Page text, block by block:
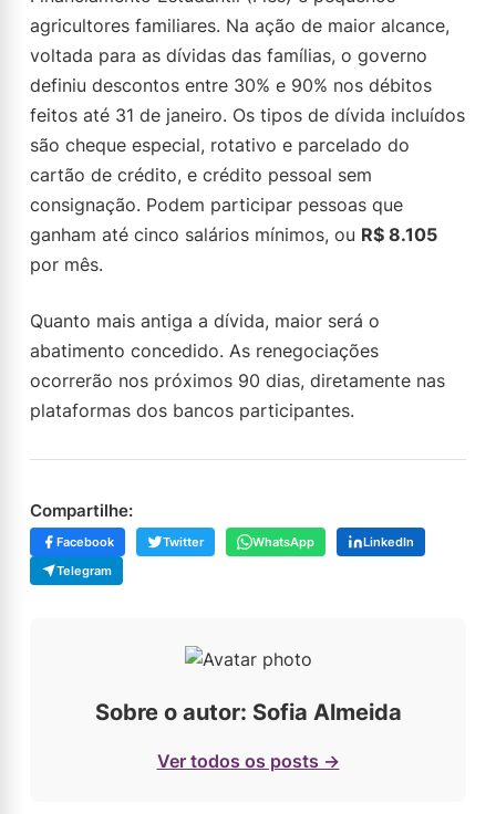
agricultores familiares. Na ação de maior alcance,
voltada para as dívidas das famílias, o governo
definiu descontos entre 30% e 90% nos débitos
feitos até 31 de janeiro. Os tipos de dívida incluídos
são cheque especial, rotativo e parcelado do
cartão de crédito, e crédito pessoal sem
consignação. Podem participar pessoas que
ganham até cinco salários mínimos, ou R$ 8.105
por mês.
Quanto mais antiga a dívida, maior será o
abatimento concedido. As renegociações
ocorrerão nos próximos 90 dias, diretamente nas
plataformas dos bancos participantes.
Compartilhe:
Facebook Twitter WhatsApp
LinkedIn
Telegram
Sobre o autor: Sofia Almeida
Ver todos os posts →